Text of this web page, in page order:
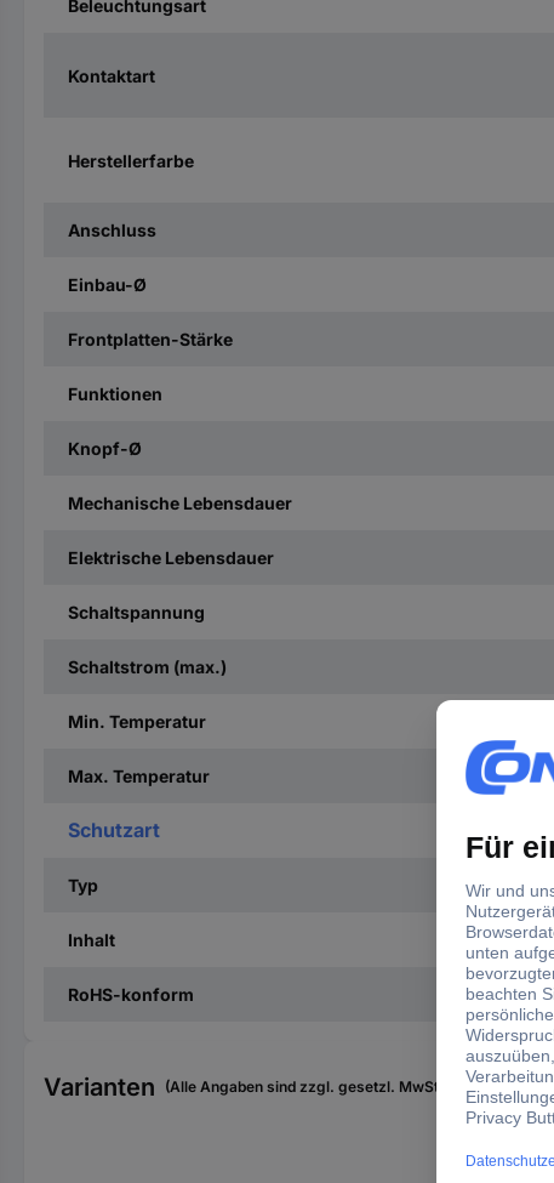
Beleuchtungsart
Kontaktart
Herstellerfarbe
Anschluss
Einbau-Ø
Frontplatten-Stärke
Funktionen
Knopf-Ø
Mechanische Lebensdauer
Elektrische Lebensdauer
Schaltspannung
Schaltstrom (max.)
Min. Temperatur
Max. Temperatur
Schutzart
Typ
Inhalt
RoHS-konform
Varianten (Alle Angaben sind zzgl. gesetzl. MwSt., zzgl. Versand)